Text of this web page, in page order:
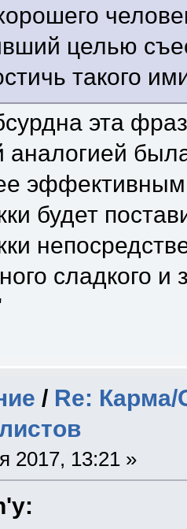
целью
такого
эта
аналогией
будет
сладкого и
/ Re: Карма/
2017, 13:21 »